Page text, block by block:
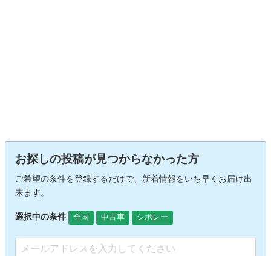
お探しの投稿が見つからなかった方
ご希望の条件を登録するだけで、新着情報をいち早くお届け出
来ます。
選択中の条件 全国 中古車 シボレー